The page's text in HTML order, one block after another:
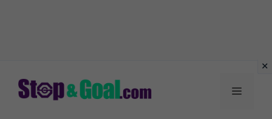
Menu